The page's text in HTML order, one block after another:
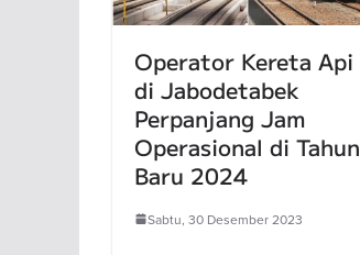
Operator Kereta Api
di Jabodetabek
Perpanjang Jam
Operasional di Tahun
Baru 2024
Sabtu, 30 Desember 2023